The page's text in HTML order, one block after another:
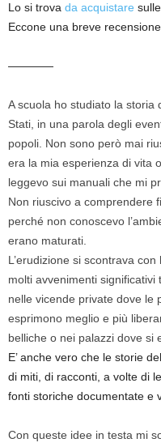
Lo si trova da acquistare
Eccone una breve
————
A scuola ho studiato la storia
Stati, in una parola degli
popoli. Non sono però mai
era la mia esperienza di vita
leggevo sui manuali che mi
Non riuscivo a comprendere
perché non conoscevo
erano maturati.
L’erudizione si scontrava
molti avvenimenti
nelle vicende private dove le
esprimono meglio e più
belliche o nei palazzi dove si
E’ anche vero che le storie
di miti, di racconti, a volte di
fonti storiche documentate e
Con queste idee in testa mi